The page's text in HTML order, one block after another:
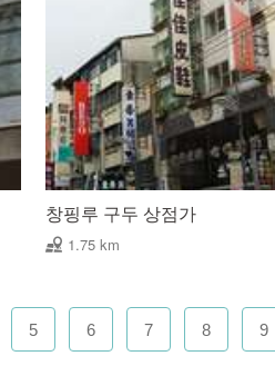
창핑루 구두 상점가
1.75 km
5 6 7 8 9